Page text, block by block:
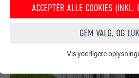
ACCEPTÉR ALLE COOKIES (INKL.
GEM VALG, OG LUK
ESSENTIELLE COOKIESVis yderligere